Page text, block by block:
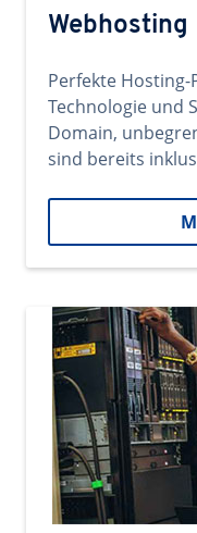
Webhosting
Perfekte
Technologie und
Domain,
sind bereits